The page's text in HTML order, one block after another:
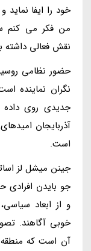
خود را ایفا نماید
من فکر می کنم
نقش فعالی داشته
حضور نظامی
نگران نماینده
جدیدی روی داده
آذربایجان
است.
جینن میشل لز
جو بایدن افرادی
و از ابعاد
خوبی آگاهند.
آن است که منطقه